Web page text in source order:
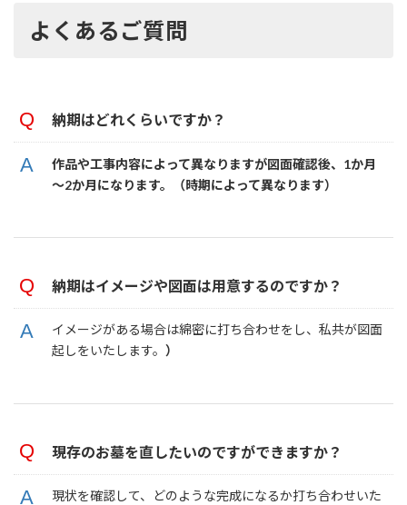
よくあるご質問
納期はどれくらいですか？
作品や工事内容によって異なりますが図面確認後、1か月
～2か月になります。（時期によって異なります）
納期はイメージや図面は用意するのですか？
イメージがある場合は綿密に打ち合わせをし、私共が図面
起しをいたします。 ）
現存のお墓を直したいのですができますか？
現状を確認して、どのような完成になるか打ち合わせいた